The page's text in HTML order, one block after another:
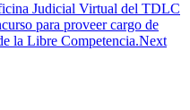
Judicial Virtual del TDLC
para proveer cargo de
la Libre Competencia.Next